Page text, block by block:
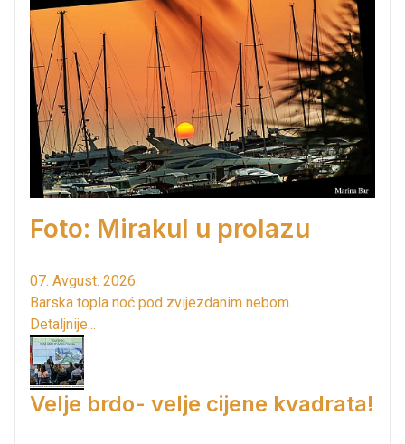
Foto: Mirakul u prolazu
07. Avgust. 2026.
Barska topla noć pod zvijezdanim nebom.
Detaljnije...
Velje brdo- velje cijene kvadrata!